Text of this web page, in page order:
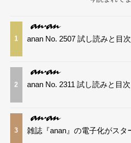
1 anan No. 2507 試し読みと目次
2 anan No. 2311 試し読みと目次
3 雑誌『anan』の電子化がスタ